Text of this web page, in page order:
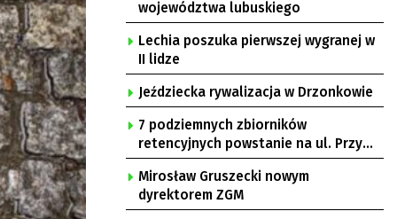
województwa lubuskiego
Lechia poszuka pierwszej wygranej w
II lidze
Jeździecka rywalizacja w Drzonkowie
7 podziemnych zbiorników
retencyjnych powstanie na ul. Przy
Gazowni
Mirosław Gruszecki nowym
dyrektorem ZGM